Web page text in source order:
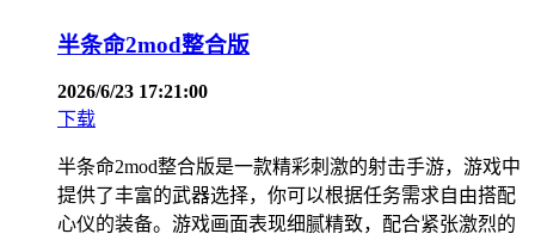
半条命2mod整合版
2026/6/23 17:21:00
下载
半条命2mod整合版是一款精彩刺激的射击手游，游戏中
提供了丰富的武器选择，你可以根据任务需求自由搭配
心仪的装备。游戏画面表现细腻精致，配合紧张激烈的